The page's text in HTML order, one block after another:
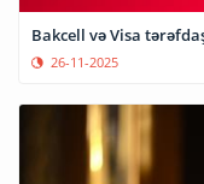
Bakcell və Visa
26-11-2025